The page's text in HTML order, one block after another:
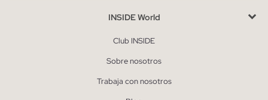
INSIDE World
Club INSIDE
Sobre nosotros
Trabaja con nosotros